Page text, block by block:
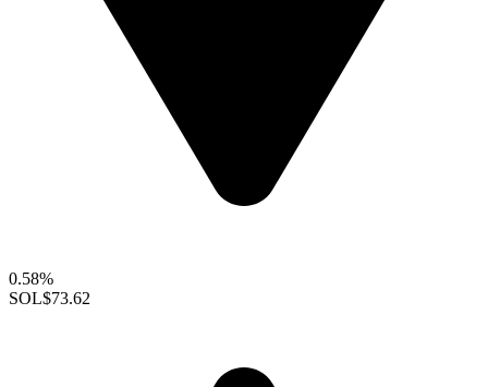
0.58%
SOL$73.62